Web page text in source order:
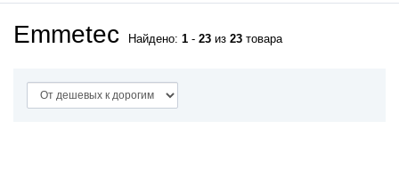
Emmetec Найдено: 1 - 23 из 23 товара